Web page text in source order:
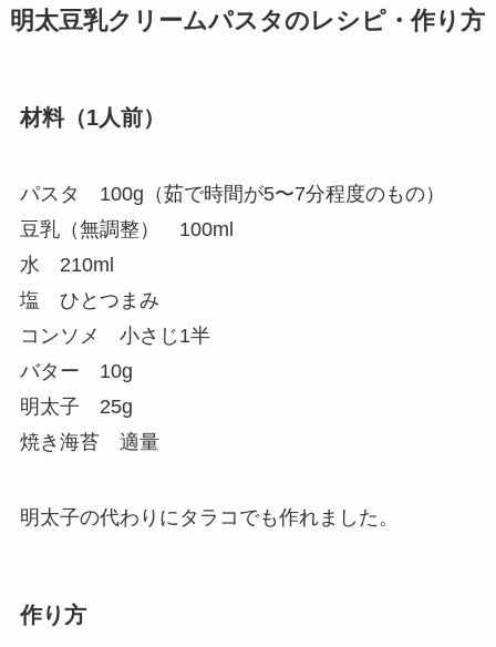
明太豆乳クリームパスタ のレシピ・作り方
材料（1人前）
パスタ 100g（茹で時間が5〜7分程度のもの）
豆乳（無調整） 100ml
水 210ml
塩 ひとつまみ
コンソメ 小さじ1半
バター 10g
明太子 25g
焼き海苔 適量
明太子の代わりにタラコでも作れました。
作り方